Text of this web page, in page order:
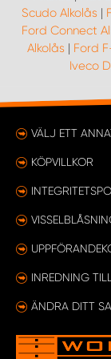
Scudo Alkolås |
Ford Connect
Alkolås | Ford
Iveco
VÄLJ ETT
KÖPVILLKOR
INREDNING
ÄNDRA DITT